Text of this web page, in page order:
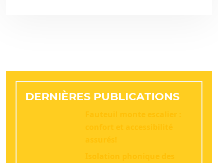
DERNIÈRES PUBLICATIONS
Fauteuil monte escalier :
confort et accessibilité
assurés!
Isolation phonique des